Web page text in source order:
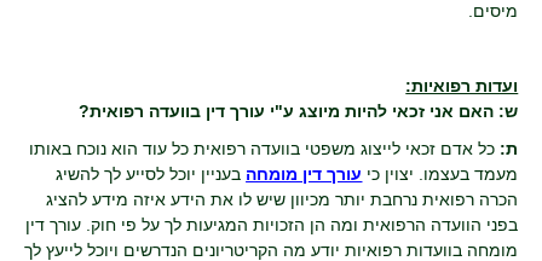
מיסים.
ועדות רפואיות:
ש: האם אני זכאי להיות מיוצג ע"י עורך דין בוועדה רפואית?
ת: כל אדם זכאי לייצוג משפטי בוועדה רפואית כל עוד הוא נוכח באותו
מעמד בעצמו. יצוין כי עורך דין מומחה בעניין יוכל לסייע לך להשיג
הכרה רפואית נרחבת יותר מכיוון שיש לו את הידע איזה מידע להציג
בפני הוועדה הרפואית ומה הן הזכויות המגיעות לך על פי חוק. עורך דין
מומחה בוועדות רפואיות יודע מה הקריטריונים הנדרשים ויוכל לייעץ לך